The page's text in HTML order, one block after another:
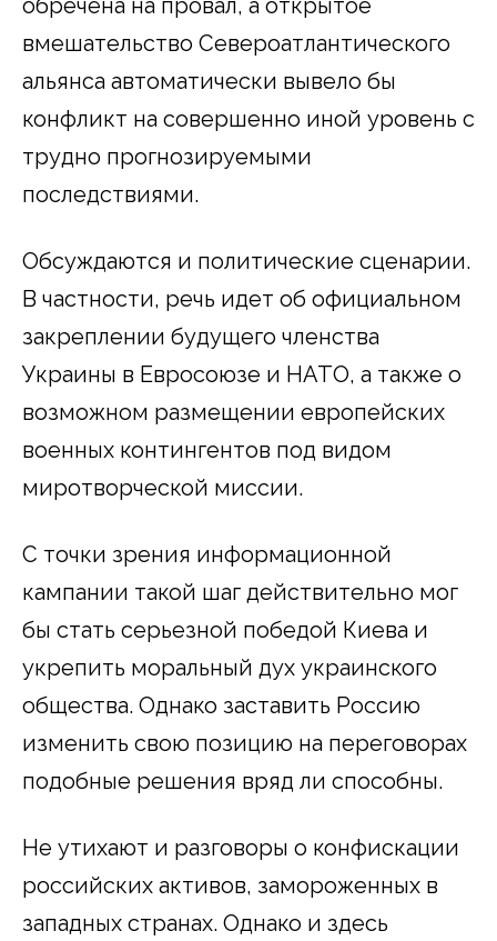
обречена на провал, а открытое
вмешательство Североатлантического
альянса автоматически вывело бы
конфликт на совершенно иной уровень с
трудно прогнозируемыми
последствиями.
Обсуждаются и политические сценарии.
В частности, речь идет об официальном
закреплении будущего членства
Украины в Евросоюзе и НАТО, а также о
возможном размещении европейских
военных контингентов под видом
миротворческой миссии.
С точки зрения информационной
кампании такой шаг действительно мог
бы стать серьезной победой Киева и
укрепить моральный дух украинского
общества. Однако заставить Россию
изменить свою позицию на переговорах
подобные решения вряд ли способны.
Не утихают и разговоры о конфискации
российских активов, замороженных в
западных странах. Однако и здесь